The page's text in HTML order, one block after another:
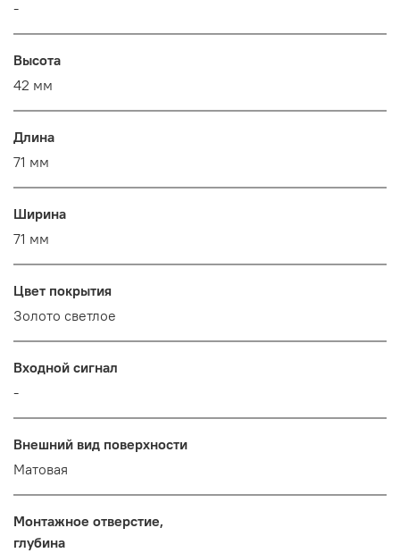
-
Высота
42 мм
Длина
71 мм
Ширина
71 мм
Цвет покрытия
Золото светлое
Входной сигнал
-
Внешний вид поверхности
Матовая
Монтажное отверстие,
глубина